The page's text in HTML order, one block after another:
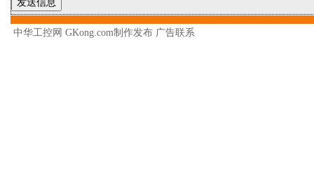
中华工控网 GKong.com制作发布 广告联系